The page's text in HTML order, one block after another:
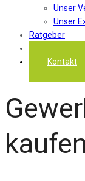
Unser
Unser
Ratgeber
Kontakt
kaufen